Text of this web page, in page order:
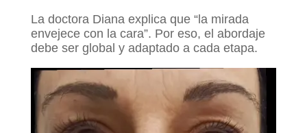
La doctora Diana explica que “la mirada
envejece con la cara”. Por eso, el abordaje
debe ser global y adaptado a cada etapa.